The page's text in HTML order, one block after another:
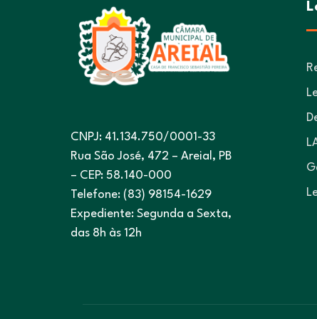
CNPJ: 41.134.750/0001-33
Rua São José, 472 – Areial, PB
– CEP: 58.140-000
Telefone: (83) 98154-1629
Expediente: Segunda a Sexta,
das 8h às 12h